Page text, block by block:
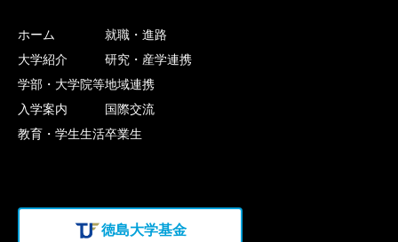
ホーム
大学紹介
学部・大学院等
入学案内
教育・学生生活
就職・進路
研究・産学連携
地域連携
国際交流
卒業生
徳島大学基金